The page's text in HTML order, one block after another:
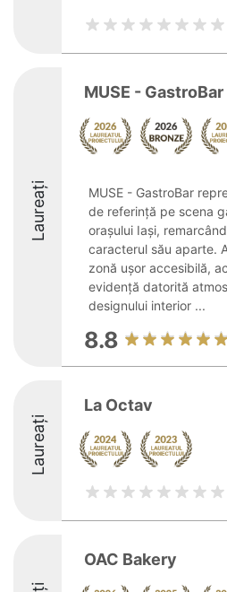
Laureați
MUSE - GastroBar
MUSE - GastroBar
de referință pe scena
orașului Iași,
caracterul său aparte.
zonă ușor accesibilă,
evidență datorită
designului interior ...
8.8
Laureați
La Octav
OAC Bakery